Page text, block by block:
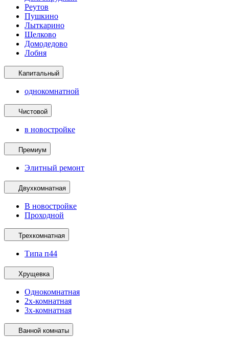
Реутов
Пушкино
Лыткарино
Щелково
Домодедово
Лобня
Капитальный
однокомнатной
Чистовой
в новостройке
Премиум
Элитный ремонт
Двухкомнатная
В новостройке
Проходной
Трехкомнатная
Типа п44
Хрущевка
Однокомнатная
2х-комнатная
3х-комнатная
Ванной комнаты